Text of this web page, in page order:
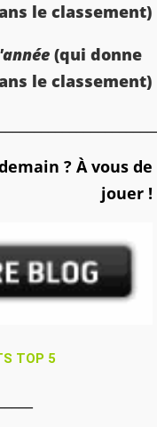
le classement)
(qui donne
le classement)
? À vous de
jouer !
TOP 5